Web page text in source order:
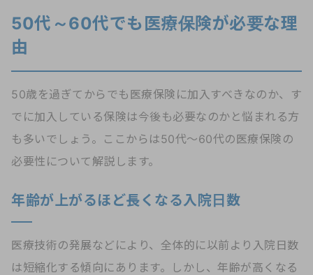
50代～60代でも医療保険が必要な理
由
50歳を過ぎてからでも医療保険に加入すべきなのか、す
でに加入している保険は今後も必要なのかと悩まれる方
も多いでしょう。ここからは50代～60代の医療保険の
必要性について解説します。
年齢が上がるほど長くなる入院日数
医療技術の発展などにより、全体的に以前より入院日数
は短縮化する傾向にあります。しかし、年齢が高くなる